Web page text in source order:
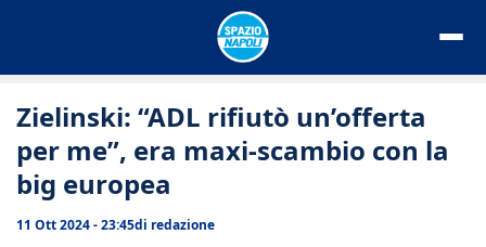
Zielinski: “ADL rifiutò un’offerta
per me”, era maxi-scambio con la
big europea
11 Ott 2024 - 23:45di redazione